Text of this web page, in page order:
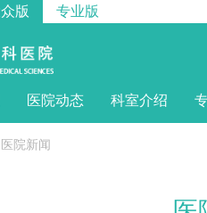
版 专业版
医院动态 科室介绍
医院新闻